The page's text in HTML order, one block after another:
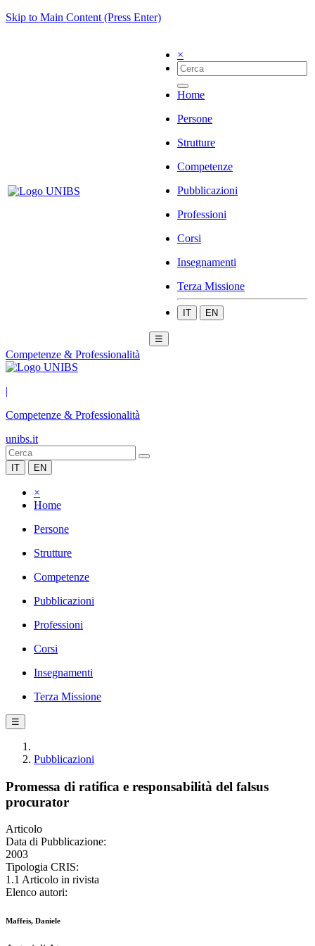
Skip to Main Content (Press Enter)
×
Home
Persone
Strutture
Competenze
Pubblicazioni
Professioni
Corsi
Insegnamenti
Terza Missione
IT EN
☰
Competenze & Professionalità
|
Competenze & Professionalità
unibs.it
IT EN
×
Home
Persone
Strutture
Competenze
Pubblicazioni
Professioni
Corsi
Insegnamenti
Terza Missione
☰
Pubblicazioni
Promessa di ratifica e responsabilità del falsus
procurator
Articolo
Data di Pubblicazione:
2003
Tipologia CRIS:
1.1 Articolo in rivista
Elenco autori:
Maffeis, Daniele